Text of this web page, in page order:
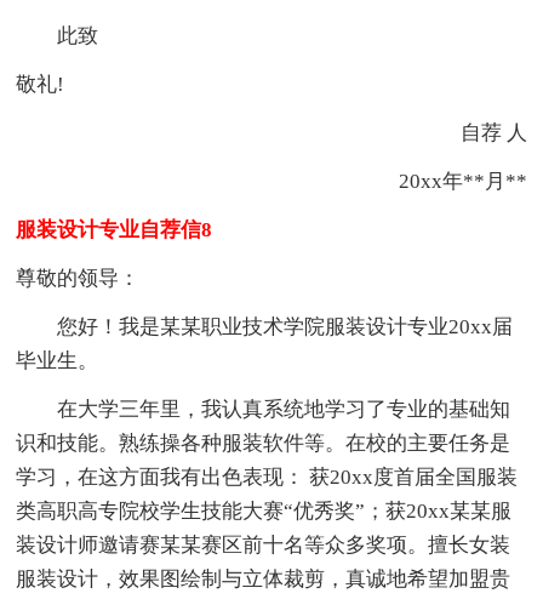
此致
敬礼!
自荐 人
20xx年**月**
服装设计专业自荐信8
尊敬的领导：
您好！我是某某职业技术学院服装设计专业20xx届
毕业生。
在大学三年里，我认真系统地学习了专业的基础知
识和技能。熟练操各种服装软件等。在校的主要任务是
学习，在这方面我有出色表现： 获20xx度首届全国服装
类高职高专院校学生技能大赛“优秀奖”；获20xx某某服
装设计师邀请赛某某赛区前十名等众多奖项。擅长女装
服装设计，效果图绘制与立体裁剪，真诚地希望加盟贵